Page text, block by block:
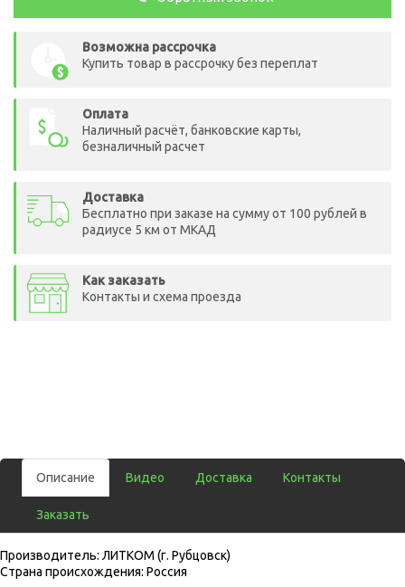
Возможна рассрочка
Купить товар в рассрочку без переплат
Оплата
Наличный расчёт, банковские карты,
безналичный расчет
Доставка
Бесплатно при заказе на сумму от 100 рублей в
радиусе 5 км от МКАД
Как заказать
Контакты и схема проезда
Описание Видео Доставка Контакты
Заказать
Производитель: ЛИТКОМ (г. Рубцовск)
Страна происхождения: Россия